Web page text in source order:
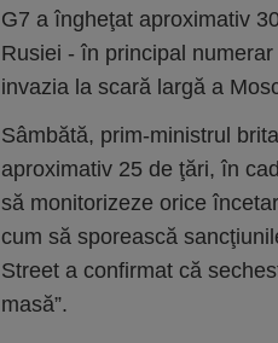
G7 a îngheţat aproximativ
Rusiei - în principal
invazia la scară largă a
Sâmbătă, prim-ministrul
aproximativ 25 de ţări, în
să monitorizeze orice
cum să sporească
Street a confirmat că
masă”.